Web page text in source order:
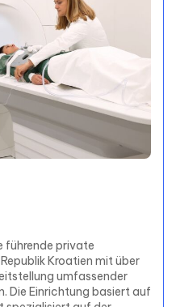
führende private
Kroatien mit über
umfassender
Die Einrichtung basiert auf